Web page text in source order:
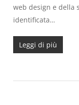
web design e della
identificata…
Leggi di più